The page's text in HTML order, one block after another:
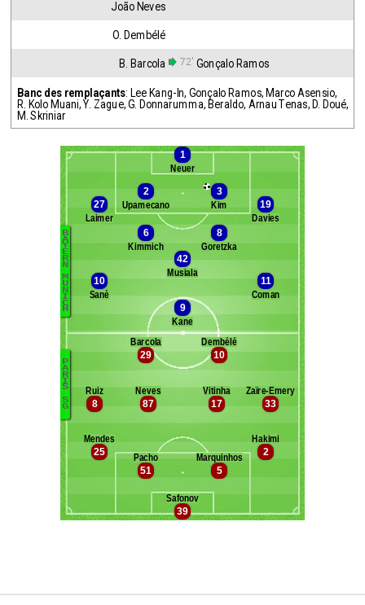
João Neves
O. Dembélé
B. Barcola 72' Gonçalo Ramos
Banc des remplaçants: Lee Kang-In, Gonçalo Ramos, Marco Asensio,
R. Kolo Muani,Y. Zague,G. Donnarumma, Beraldo, Arnau Tenas, D. Doué,
M. Skriniar